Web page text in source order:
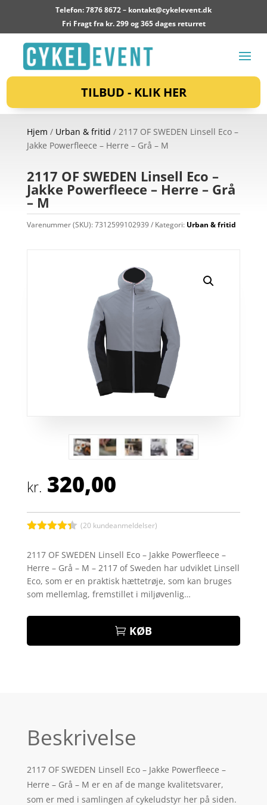
Telefon: 7876 8672 – kontakt@cykelevent.dk
Fri Fragt fra kr. 299 og 365 dages returret
TILBUD - KLIK HER
Hjem / Urban & fritid / 2117 OF SWEDEN Linsell Eco –
Jakke Powerfleece – Herre – Grå – M
2117 OF SWEDEN Linsell Eco –
Jakke Powerfleece – Herre – Grå
– M
Varenummer (SKU):7312599102939 Kategori: Urban & fritid
kr. 320,00
ud af 5
baseret
på
kundebedø
mmelser
(20 kundeanmeldelser)
2117 OF SWEDEN Linsell Eco – Jakke Powerfleece –
Herre – Grå – M – 2117 of Sweden har udviklet Linsell
Eco, som er en praktisk hættetrøje, som kan bruges
som mellemlag, fremstillet i miljøvenlig…
KØB
Beskrivelse
2117 OF SWEDEN Linsell Eco – Jakke Powerfleece –
Herre – Grå – M er en af de mange kvalitetsvarer,
som er med i samlingen af cykeludstyr her på siden.